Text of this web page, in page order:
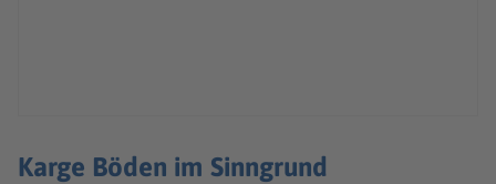
Karge Böden im Sinngrund